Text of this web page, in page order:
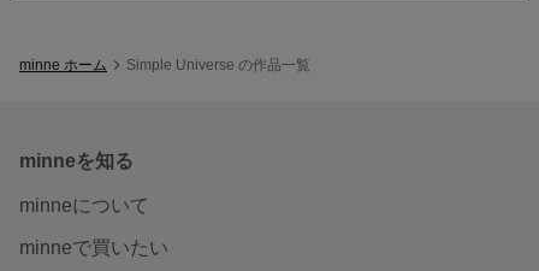
minne ホーム Simple Universe の作品一覧
minneを知る
minneについて
minneで買いたい